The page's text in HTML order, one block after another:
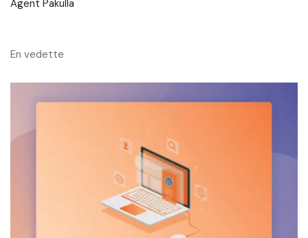
Agent Pakulla
En vedette